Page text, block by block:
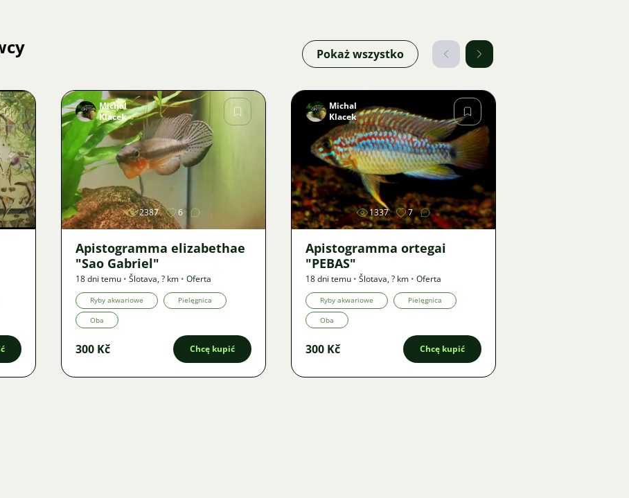
Pokaż wszystko
Zdjęcie
Michal
Klacek
2387 6
Apistogramma elizabethae
"Sao Gabriel"
18 dni temu • Šlotava,? km • Oferta
Ryby akwariowe Pielęgnica
Oba
300 Kč Chcę kupić
Zdjęcie
Michal
Klacek
1337 7
Apistogramma ortegai
"PEBAS"
18 dni temu • Šlotava,? km • Oferta
Ryby akwariowe Pielęgnica
Oba
300 Kč Chcę kupić